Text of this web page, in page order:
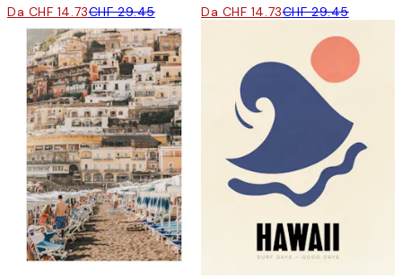
Da CHF 14.73CHF 29.45 Da CHF 14.73CHF 29.45